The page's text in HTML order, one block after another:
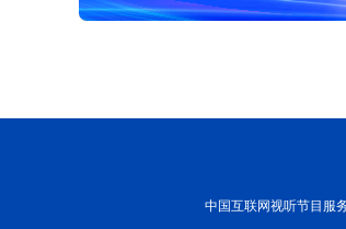
中国互联网视听节目服